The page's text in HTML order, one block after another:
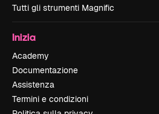
Tutti gli strumenti Magnific
Inizia
Academy
Documentazione
Assistenza
Termini e condizioni